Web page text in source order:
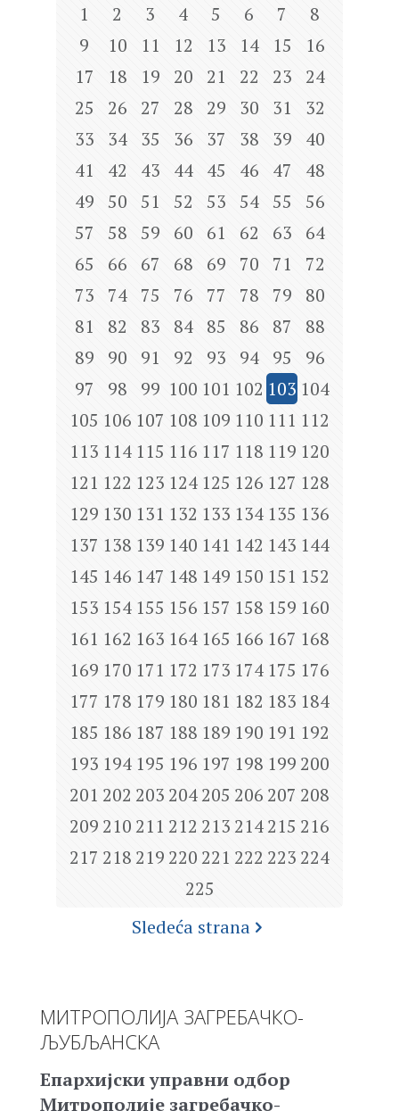
1 2 3 4 5 6 7
8
9
10 11 12 13 14 15
16
17
18 19 20 21 22 23
24
25
26 27 28 29 30 31
32
33
34 35 36 37 38 39
40
41
42 43 44 45 46 47
48
49
50 51 52 53 54 55
56
57
58 59 60 61 62 63
64
65
66 67 68 69 70 71
72
73
74 75 76 77 78 79
80
81
82 83 84 85 86 87
88
89
90 91 92 93 94 95
96
97
98 99 100 101 102 103 104
105 106 107 108 109 110 111 112
113 114 115 116 117 118 119 120
121 122 123 124 125 126 127 128
129 130 131 132 133 134 135 136
137 138 139 140 141 142 143 144
145 146 147 148 149 150 151 152
153 154 155 156 157 158 159 160
161 162 163 164 165 166 167 168
169 170 171 172 173 174 175 176
177 178 179 180 181 182 183 184
185 186 187 188 189 190 191 192
193 194 195 196 197 198 199 200
201 202 203 204205 206 207 208
209 210 211 212 213 214215 216
217 218 219 220 221 222 223 224
225
Sledeća strana
МИТРОПОЛИЈА ЗАГРЕБАЧКО-
ЉУБЉАНСКА
Епархијски управни одбор
Митрополије загребачко-